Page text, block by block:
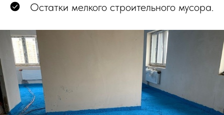
Остатки мелкого строительного мусора.